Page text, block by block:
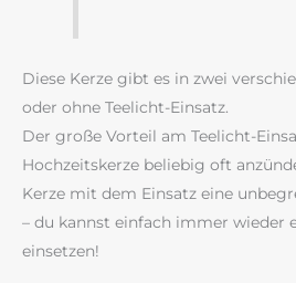
Diese Kerze gibt es in zwei
oder ohne Teelicht-Einsatz.
Der große Vorteil am Teelicht-
Hochzeitskerze beliebig oft
Kerze mit dem Einsatz eine
– du kannst einfach immer wieder
einsetzen!